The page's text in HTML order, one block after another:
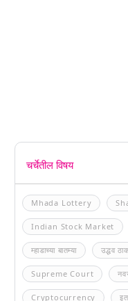
चर्चेतील विषय
Mhada Lottery
Indian Stock Market
म्हाडाच्या बातम्या उद्धव
Supreme Court
Cryptocurrency